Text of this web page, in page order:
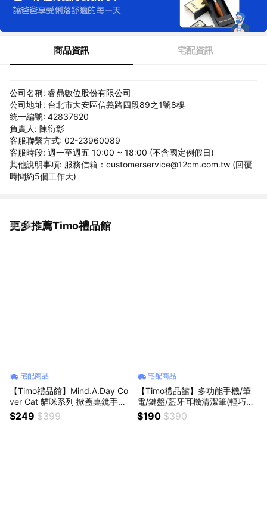
商品資訊 宅配資訊
公司名稱: 睿鼎數位股份有限公司
公司地址: 台北市大安區信義路四段89之1號8樓
統一編號: 42837620
負責人: 陳衍彰
客服聯繫方式: 02-23960089
客服時段: 週一至週五 10:00 ~ 18:00 (不含國定例假日)
其他說明事項: 服務信箱：customerservice@12cm.com.tw (回覆
時間約5個工作天)
更多推薦Timo禮品館
看更多
宅配商品
【Timo禮品館】Mind.A.Day Co
ver Cat 貓咪系列 掀蓋桌鏡手機
支架
$249 $399
宅配商品
【Timo禮品館】多功能手機/筆
電/鍵盤/藍牙耳機清潔筆(輕巧便
攜)-伸縮款
$190 $390